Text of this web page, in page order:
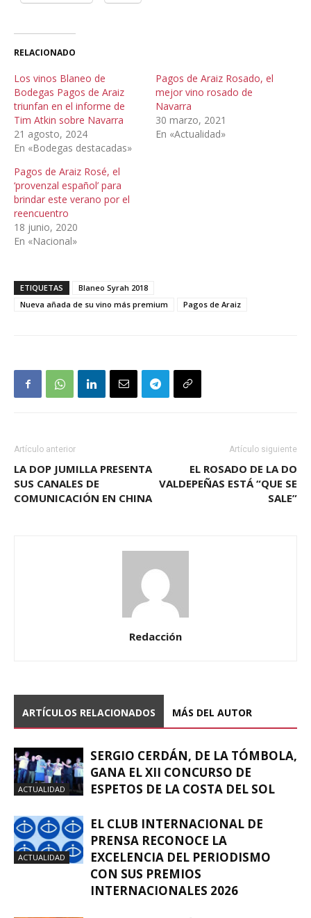
RELACIONADO
Los vinos Blaneo de
Bodegas Pagos de Araiz
triunfan en el informe de
Tim Atkin sobre Navarra
21 agosto, 2024
En «Bodegas destacadas»
Pagos de Araiz Rosado, el
mejor vino rosado de
Navarra
30 marzo, 2021
En «Actualidad»
Pagos de Araiz Rosé, el
‘provenzal español’ para
brindar este verano por el
reencuentro
18 junio, 2020
En «Nacional»
ETIQUETAS
Blaneo Syrah 2018
Nueva añada de su vino más premium
Pagos de Araiz
Artículo anterior
LA DOP JUMILLA PRESENTA
SUS CANALES DE
COMUNICACIÓN EN CHINA
Artículo siguiente
EL ROSADO DE LA DO
VALDEPEÑAS ESTÁ “QUE SE
SALE”
Redacción
ARTÍCULOS RELACIONADOS MÁS DEL AUTOR
ACTUALIDAD
SERGIO CERDÁN, DE LA TÓMBOLA,
GANA EL XII CONCURSO DE
ESPETOS DE LA COSTA DEL SOL
ACTUALIDAD
EL CLUB INTERNACIONAL DE
PRENSA RECONOCE LA
EXCELENCIA DEL PERIODISMO
CON SUS PREMIOS
INTERNACIONALES 2026